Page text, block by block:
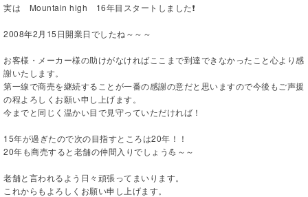
実は Mountain high 16年目スタートしました❗️
2008年2月15日開業日でしたね～～～
お客様・メーカー様の助けがなければここまで到達できなかったこと心より感
謝いたします。
第一線で商売を継続することが一番の感謝の意だと思いますので今後もご声援
の程よろしくお願い申し上げます。
今までと同じく温かい目で見守っていただければ！
15年が過ぎたので次の目指すところは20年！！
20年も商売すると老舗の仲間入りでしょう💪～～
老舗と言われるよう日々頑張ってまいります。
これからもよろしくお願い申し上げます。